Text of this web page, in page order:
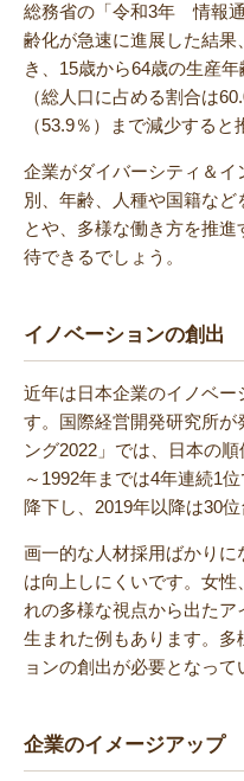
総務省の「令和3年 情報
齢化が急速に進展した結
き、15歳から64歳の生産
（総人口に占める割合は
（53.9％）まで減少すると
企業がダイバーシティ＆
別、年齢、人種や国籍など
とや、多様な働き方を推
待できるでしょう。
イノベーションの創出
近年は日本企業のイノベー
す。国際経営開発研究所
ング2022」では、日本の
～1992年までは4年連続1
降下し、2019年以降は30位
画一的な人材採用ばかりに
は向上しにくいです。女
れの多様な視点から出た
生まれた例もあります。
ョンの創出が必要となって
企業のイメージアップ